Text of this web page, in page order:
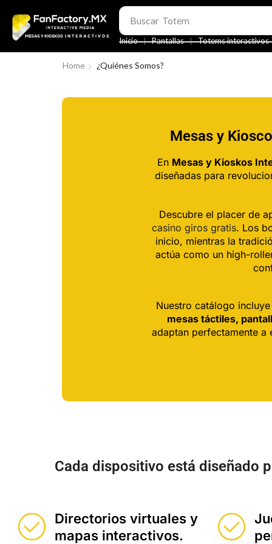
Buscar Totem
Inicio ❘ Pantallas ❘ Totems interactivos
Home ¿Quiénes Somos?
Mesas y
En Mesas y Kioskos
diseñadas para
Descubre el placer de
casino giros gratis. Los
inicio, mientras la
actúa como un high-
Nuestro catálogo
mesas táctiles,
adaptan perfectamente
Cada dispositivo está diseñado
Directorios virtuales y
mapas interactivos.